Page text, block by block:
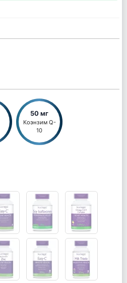
50 мг
Коэнзим Q-
10